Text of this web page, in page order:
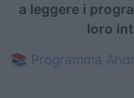
a leggere i
loro
📚 Programma